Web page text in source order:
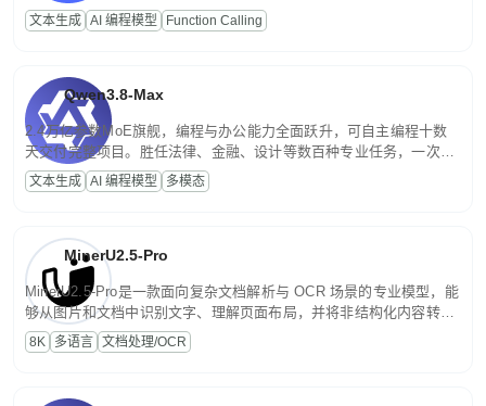
高并发、轻量化任务，适合日常对话、内容创作、基础 RAG、批量
文案处理等普惠刚需场景。
文本生成 AI 编程模型 Function Calling
Qwen3.8-Max
2.4万亿参数MoE旗舰，编程与办公能力全面跃升，可自主编程十数
天交付完整项目。胜任法律、金融、设计等数百种专业任务，一次对
话端到端交付生产级成果。原生视觉理解贯穿规划、执行与验证全流
程，支持超长文档与长视频的深度语义解析。长程任务中自主规划与
文本生成 AI 编程模型 多模态
MinerU2.5-Pro
MinerU2.5-Pro是一款面向复杂文档解析与 OCR 场景的专业模型，能
够从图片和文档中识别文字、理解页面布局，并将非结构化内容转换
为便于存储、检索和二次处理的结构化结果。
8K 多语言 文档处理/OCR